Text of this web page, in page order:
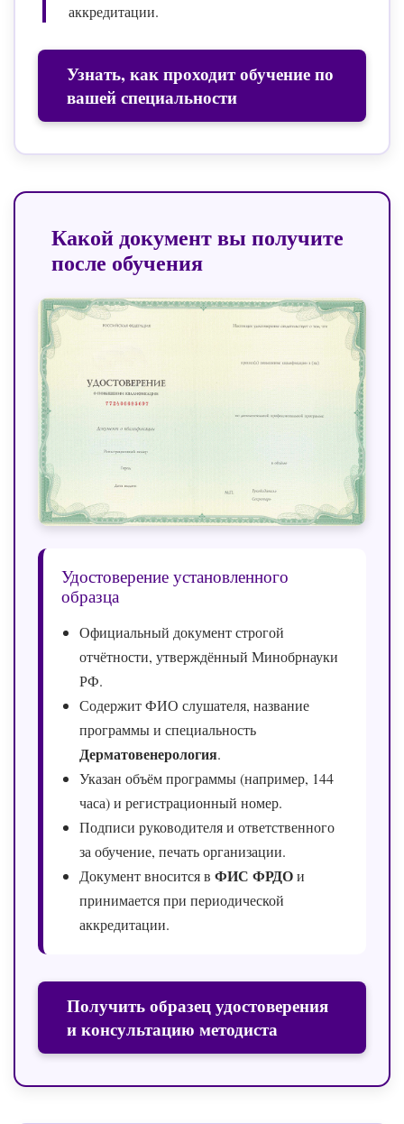
аккредитации.
Узнать, как проходит обучение по
вашей специальности
Какой документ вы получите
после обучения
Удостоверение установленного
образца
Официальный документ строгой
отчётности, утверждённый Минобрнауки
РФ.
Содержит ФИО слушателя, название
программы и специальность
Дерматовенерология.
Указан объём программы (например, 144
часа) и регистрационный номер.
Подписи руководителя и ответственного
за обучение, печать организации.
Документ вносится в ФИС ФРДОи
принимается при периодической
аккредитации.
Получить образец удостоверения
и консультацию методиста